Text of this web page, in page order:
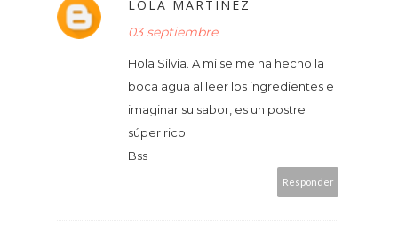
LOLA MARTÍNEZ
03 septiembre
Hola Silvia. A mi se me ha hecho la
boca agua al leer los ingredientes e
imaginar su sabor, es un postre
súper rico.
Bss
Responder